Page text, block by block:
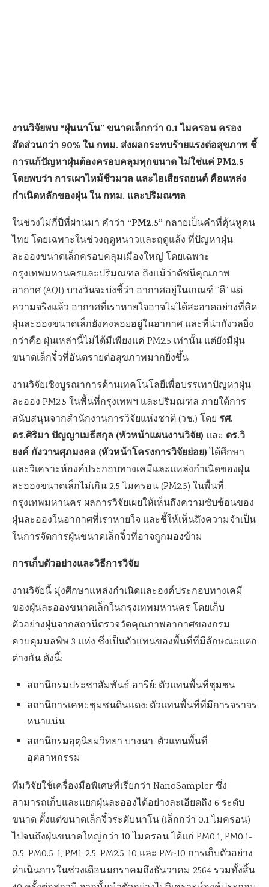
งานวิจัยพบ “ฝุ่นนาโน” ขนาดเล็กกว่า 0.1 ไมครอน ครอง
สัดส่วนกว่า 90% ใน กทม. ส่งผลกระทบร้ายแรงต่อสุขภาพ ชี้
การแก้ปัญหาฝุ่นต้องครอบคลุมทุกขนาด ไม่ใช่แค่ PM2.5
โดยพบว่า การเผาไหม้ชีวมวล และไอเสียรถยนต์ คือแหล่ง
กำเนิดหลักของฝุ่น ใน กทม. และปริมณฑล
ในช่วงไม่กี่ปีที่ผ่านมา คำว่า “PM2.5” กลายเป็นคำที่คุ้นหูคน
ไทย โดยเฉพาะในช่วงฤดูหนาวและฤดูแล้ง ที่ปัญหาฝุ่น
ละอองขนาดเล็กครอบคลุมเมืองใหญ่ โดยเฉพาะ
กรุงเทพมหานครและปริมณฑล ถึงแม้ว่าดัชนีคุณภาพ
อากาศ (AQI) บางวันจะบ่งชี้ว่า อากาศอยู่ในเกณฑ์ “ดี” แต่
ความจริงแล้ว อากาศที่เราหายใจอาจไม่ได้สะอาดอย่างที่คิด
ฝุ่นละอองขนาดเล็กยังคงลอยอยู่ในอากาศ และที่น่ากังวลยิ่ง
กว่าคือ ฝุ่นเหล่านี้ไม่ได้มีเพียงแค่ PM2.5 เท่านั้น แต่ยังมีฝุ่น
ขนาดเล็กจิ๋วที่อันตรายต่อสุขภาพมากยิ่งขึ้น
งานวิจัยเชิงบูรณาการด้านเทคโนโลยีเพื่อบรรเทาปัญหาฝุ่น
ละออง PM2.5 ในพื้นที่กรุงเทพฯ และปริมณฑล ภายใต้การ
สนับสนุนจากสำนักงานการวิจัยแห่งชาติ (วช.) โดย รศ.
ดร.ศิริมา ปัญญาเมธีสกุล (หัวหน้าแผนงานวิจัย) และ ดร.วิ
ยงค์ กังวานศุภมงคล (หัวหน้าโครงการวิจัยย่อย)ได้ศึกษา
และวิเคราะห์องค์ประกอบทางเคมีและแหล่งกำเนิดของฝุ่น
ละอองขนาดเล็กไม่เกิน 2.5 ไมครอน (PM2.5) ในพื้นที่
กรุงเทพมหานคร ผลการวิจัยเผยให้เห็นถึงความซับซ้อนของ
ฝุ่นละอองในอากาศที่เราหายใจ และชี้ให้เห็นถึงความจำเป็น
ในการจัดการฝุ่นขนาดเล็กจิ๋วที่อาจถูกมองข้าม
การเก็บตัวอย่างและวิธีการวิจัย
งานวิจัยนี้ มุ่งศึกษาแหล่งกำเนิดและองค์ประกอบทางเคมี
ของฝุ่นละอองขนาดเล็กในกรุงเทพมหานคร โดยเก็บ
ตัวอย่างฝุ่นจากสถานีตรวจวัดคุณภาพอากาศของกรม
ควบคุมมลพิษ 3 แห่ง ซึ่งเป็นตัวแทนของพื้นที่ที่มีลักษณะแตก
ต่างกัน ดังนี้:
สถานีกรมประชาสัมพันธ์ อารีย์: ตัวแทนพื้นที่ชุมชน
สถานีการเคหะชุมชนดินแดง: ตัวแทนพื้นที่ที่มีการจราจร
หนาแน่น
สถานีกรมอุตุนิยมวิทยา บางนา: ตัวแทนพื้นที่
อุตสาหกรรม
ทีมวิจัยใช้เครื่องมือพิเศษที่เรียกว่า NanoSampler ซึ่ง
สามารถเก็บและแยกฝุ่นละอองได้อย่างละเอียดถึง 6 ระดับ
ขนาด ตั้งแต่ขนาดเล็กจิ๋วระดับนาโน (เล็กกว่า 0.1 ไมครอน)
ไปจนถึงฝุ่นขนาดใหญ่กว่า 10 ไมครอน ได้แก่ PM0.1, PM0.1-
0.5, PM0.5-1, PM1-2.5, PM2.5-10 และ PM>10 การเก็บตัวอย่าง
ดำเนินการในช่วงเดือนมกราคมถึงธันวาคม 2564 รวมทั้งสิ้น